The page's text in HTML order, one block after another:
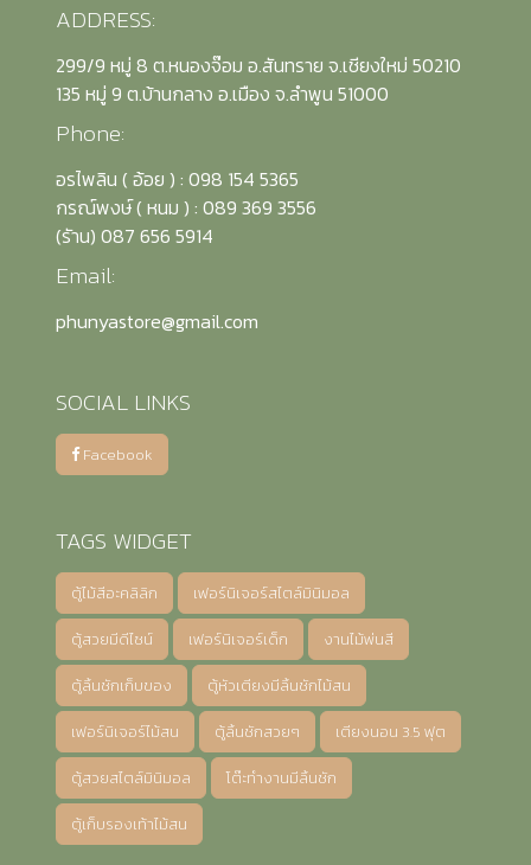
ADDRESS:
299/9 หมู่ 8 ต.หนองจ๊อม อ.สันทราย จ.เชียงใหม่ 50210
135 หมู่ 9 ต.บ้านกลาง อ.เมือง จ.ลำพูน 51000
Phone:
อรไพลิน ( อ้อย ) : 098 154 5365
กรณ์พงษ์ ( หนม ) : 089 369 3556
(รัาน) 087 656 5914
Email:
phunyastore@gmail.com
SOCIAL LINKS
Facebook
TAGS WIDGET
ตู้ไม้สีอะคลิลิก เฟอร์นิเจอร์สไตล์มินิมอล
ตู้สวยมีดีไซน์ เฟอร์นิเจอร์เด็ก งานไม้พ่นสี
ตู้ลิ้นชักเก็บของ ตู้หัวเตียงมีลิ้นชักไม้สน
เฟอร์นิเจอร์ไม้สน ตู้ลิ้นชักสวยๆ เตียงนอน 3.5 ฟุต
ตู้สวยสไตล์มินิมอล โต๊ะทำงานมีลิ้นชัก
ตู้เก็บรองเท้าไม้สน